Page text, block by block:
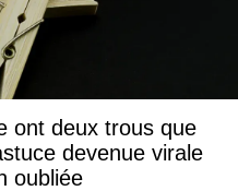
ont deux trous que
devenue virale
oubliée